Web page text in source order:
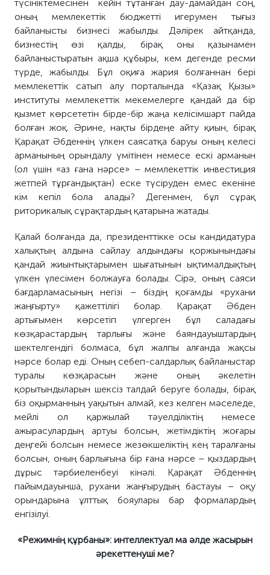
түсініктемесінен кейін тұтанған дау-дамайдан соң,
оның мемлекеттік бюджетті игерумен тығыз
байланысты бизнесі жабылды. Дәлірек айтқанда,
бизнестің өзі қалды, бірақ оны қазынамен
байланыстыратын ақша құбыры, кем дегенде ресми
түрде, жабылды. Бұл оқиға жария болғаннан бері
мемлекеттік сатып алу порталында «Қазақ Қызы»
институты мемлекеттік мекемелерге қандай да бір
қызмет көрсететін бірде-бір жаңа келісімшарт пайда
болған жоқ. Әрине, нақты бірдеңе айту қиын, бірақ
Қарақат Әбденнің үлкен саясатқа баруы оның келесі
арманының орындалу үмітінен немесе ескі арманын
(ол үшін «аз ғана нәрсе» – мемлекеттік инвестиция
жетпей тұрғандықтан) еске түсіруден емес екеніне
кім кепіл бола алады? Дегенмен, бұл сұрақ
риторикалық сұрақтардың қатарына жатады.
Қалай болғанда да, президенттікке осы кандидатура
халықтың алдына сайлау алдындағы қоржынындағы
қандай жиынтықтарымен шығатынын ықтималдықтың
үлкен үлесімен болжауға болады. Сірә, оның саяси
бағдарламасының негізі – біздің қоғамды «рухани
жаңғырту» қажеттілігі болар. Қарақат Әбден
артығымен көрсетіп үлгерген бұл саладағы
көзқарастардың тарлығы және баяндауыштардың
шектелгендігі болмаса, бұл жалпы алғанда жақсы
нәрсе болар еді. Оның себеп-салдарлық байланыстар
туралы көзқарасын және оның әкелетін
қорытындыларын шексіз талдай беруге болады, бірақ
біз оқырманның уақытын алмай, кез келген мәселеде,
мейлі ол қаржылай тәуелділіктің немесе
ажырасулардың артуы болсын, жетімдіктің жоғары
деңгейі болсын немесе жезөкшеліктің кең таралғаны
болсын, оның барлығына бір ғана нәрсе – қыздардың
дұрыс тәрбиеленбеуі кінәлі. Қарақат Әбденнің
пайымдауынша, рухани жаңғырудың бастауы – оқу
орындарына ұлттық бояулары бар формалардың
енгізілуі.
«Режимніңқұрбаны»: интеллектуал ма әлде жасырын
әрекеттенуші ме?